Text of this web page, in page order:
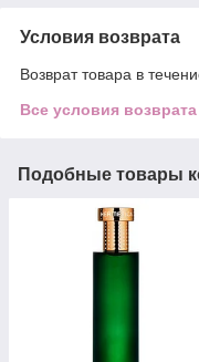
Условия возврата
Возврат товара в
Все условия возврата
Подобные товары